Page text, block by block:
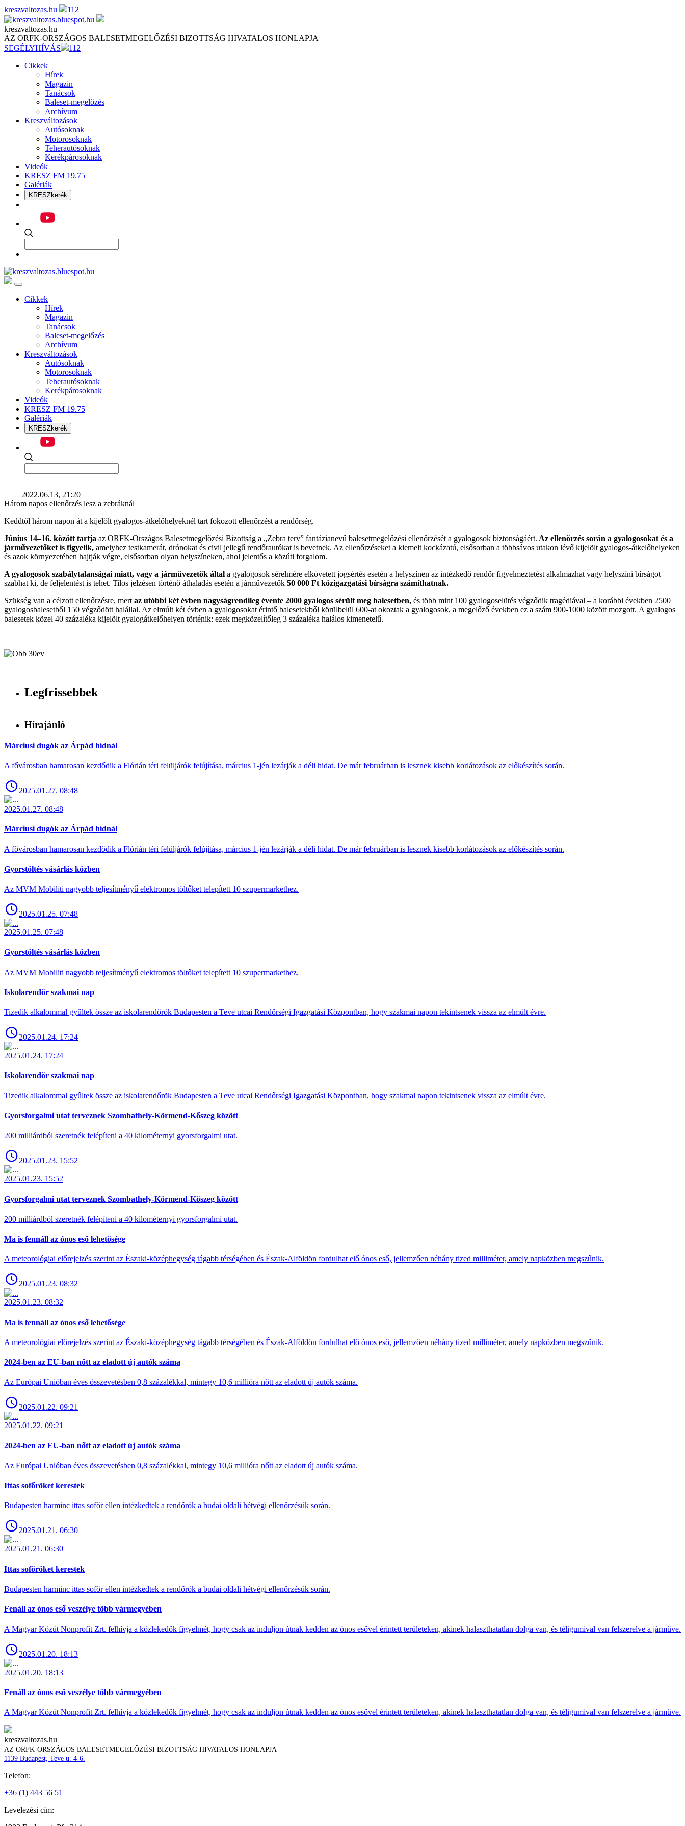
Skip
to
content
kreszvaltozas.hu 112
kreszvaltozas.hu
AZ ORFK-ORSZÁGOS BALESETMEGELŐZÉSI BIZOTTSÁG HIVATALOS HONLAPJA
SEGÉLYHÍVÁS
112
Cikkek
Hírek
Magazin
Tanácsok
Baleset-megelőzés
Archívum
Kreszváltozások
Autósoknak
Motorosoknak
Teherautósoknak
Kerékpárosoknak
Videók
KRESZ FM 19.75
Galériák
KRESZkerék
Cikkek
Hírek
Magazin
Tanácsok
Baleset-megelőzés
Archívum
Kreszváltozások
Autósoknak
Motorosoknak
Teherautósoknak
Kerékpárosoknak
Videók
KRESZ FM 19.75
Galériák
KRESZkerék
2022.06.13, 21:20
Három napos ellenőrzés lesz a zebráknál
Keddtől három napon át a kijelölt gyalogos-átkelőhelyeknél tart fokozott ellenőrzést a rendőrség.
Június 14–16. között tartja az ORFK-Országos Balesetmegelőzési Bizottság a „Zebra terv” fantázianevű balesetmegelőzési ellenőrzését a gyalogosok biztonságáért. Az ellenőrzés során a gyalogosokat és a
járművezetőket is figyelik, amelyhez testkamerát, drónokat és civil jellegű rendőrautókat is bevetnek. Az ellenőrzéseket a kiemelt kockázatú, elsősorban a többsávos utakon lévő kijelölt gyalogos-átkelőhelyeken
és azok környezetében hajtják végre, elsősorban olyan helyszíneken, ahol jelentős a közúti forgalom.
A gyalogosok szabálytalanságai miatt, vagy a járművezetők által a gyalogosok sérelmére elkövetett jogsértés esetén a helyszínen az intézkedő rendőr figyelmeztetést alkalmazhat vagy helyszíni bírságot
szabhat ki, de feljelentést is tehet. Tilos jelzésen történő áthaladás esetén a járművezetők 50 000 Ft közigazgatási bírságra számíthatnak.
Szükség van a célzott ellenőrzésre, mert az utóbbi két évben nagyságrendileg évente 2000 gyalogos sérült meg balesetben, és több mint 100 gyalogoselütés végződik tragédiával – a korábbi években 2500
gyalogosbalesetből 150 végződött halállal. Az elmúlt két évben a gyalogosokat érintő balesetekből körülbelül 600-at okoztak a gyalogosok, a megelőző években ez a szám 900-1000 között mozgott. A gyalogos
balesetek közel 40 százaléka kijelölt gyalogátkelőhelyen történik: ezek megközelítőleg 3 százaléka halálos kimenetelű.
Legfrissebbek
Hírajánló
Márciusi dugók az Árpád hídnál
A fővárosban hamarosan kezdődik a Flórián téri felüljárók felújítása, március 1-jén lezárják a déli hidat. De már februárban is lesznek kisebb korlátozások az előkészítés során.
2025.01.27. 08:48
2025.01.27. 08:48
Márciusi dugók az Árpád hídnál
A fővárosban hamarosan kezdődik a Flórián téri felüljárók felújítása, március 1-jén lezárják a déli hidat. De már februárban is lesznek kisebb korlátozások az előkészítés során.
Gyorstöltés vásárlás közben
Az MVM Mobiliti nagyobb teljesítményű elektromos töltőket telepített 10 szupermarkethez.
2025.01.25. 07:48
2025.01.25. 07:48
Gyorstöltés vásárlás közben
Az MVM Mobiliti nagyobb teljesítményű elektromos töltőket telepített 10 szupermarkethez.
Iskolarendőr szakmai nap
Tizedik alkalommal gyűltek össze az iskolarendőrök Budapesten a Teve utcai Rendőrségi Igazgatási Központban, hogy szakmai napon tekintsenek vissza az elmúlt évre.
2025.01.24. 17:24
2025.01.24. 17:24
Iskolarendőr szakmai nap
Tizedik alkalommal gyűltek össze az iskolarendőrök Budapesten a Teve utcai Rendőrségi Igazgatási Központban, hogy szakmai napon tekintsenek vissza az elmúlt évre.
Gyorsforgalmi utat terveznek Szombathely-Körmend-Kőszeg között
200 milliárdból szeretnék felépíteni a 40 kilométernyi gyorsforgalmi utat.
2025.01.23. 15:52
2025.01.23. 15:52
Gyorsforgalmi utat terveznek Szombathely-Körmend-Kőszeg között
200 milliárdból szeretnék felépíteni a 40 kilométernyi gyorsforgalmi utat.
Ma is fennáll az ónos eső lehetősége
A meteorológiai előrejelzés szerint az Északi-középhegység tágabb térségében és Észak-Alföldön fordulhat elő ónos eső, jellemzően néhány tized milliméter, amely napközben megszűnik.
2025.01.23. 08:32
2025.01.23. 08:32
Ma is fennáll az ónos eső lehetősége
A meteorológiai előrejelzés szerint az Északi-középhegység tágabb térségében és Észak-Alföldön fordulhat elő ónos eső, jellemzően néhány tized milliméter, amely napközben megszűnik.
2024-ben az EU-ban nőtt az eladott új autók száma
Az Európai Unióban éves összevetésben 0,8 százalékkal, mintegy 10,6 millióra nőtt az eladott új autók száma.
2025.01.22. 09:21
2025.01.22. 09:21
2024-ben az EU-ban nőtt az eladott új autók száma
Az Európai Unióban éves összevetésben 0,8 százalékkal, mintegy 10,6 millióra nőtt az eladott új autók száma.
Ittas sofőröket kerestek
Budapesten harminc ittas sofőr ellen intézkedtek a rendőrök a budai oldali hétvégi ellenőrzésük során.
2025.01.21. 06:30
2025.01.21. 06:30
Ittas sofőröket kerestek
Budapesten harminc ittas sofőr ellen intézkedtek a rendőrök a budai oldali hétvégi ellenőrzésük során.
Fenáll az ónos eső veszélye több vármegyében
A Magyar Közút Nonprofit Zrt. felhívja a közlekedők figyelmét, hogy csak az induljon útnak kedden az ónos esővel érintett területeken, akinek halaszthatatlan dolga van, és téligumival van felszerelve a járműve.
2025.01.20. 18:13
2025.01.20. 18:13
Fenáll az ónos eső veszélye több vármegyében
A Magyar Közút Nonprofit Zrt. felhívja a közlekedők figyelmét, hogy csak az induljon útnak kedden az ónos esővel érintett területeken, akinek halaszthatatlan dolga van, és téligumival van felszerelve a járműve.
kreszvaltozas.hu
AZ ORFK-ORSZÁGOS BALESETMEGELŐZÉSI BIZOTTSÁG HIVATALOS HONLAPJA
1139 Budapest, Teve u. 4-6.
Telefon:
+36 (1) 443 56 51
Levelezési cím: